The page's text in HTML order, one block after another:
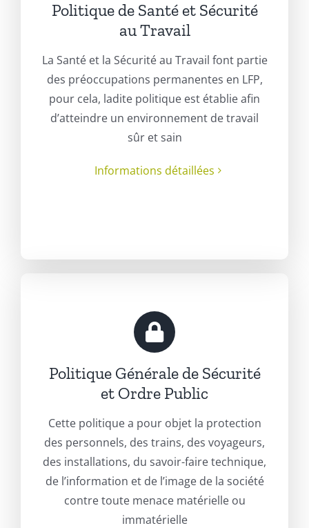
Politique de Santé et Sécurité
au Travail
La Santé et la Sécurité au Travail font partie
des préoccupations permanentes en LFP,
pour cela, ladite politique est établie afin
d’atteindre un environnement de travail
sûr et sain
Informations détaillées
Politique Générale de Sécurité
et Ordre Public
Cette politique a pour objet la protection
des personnels, des trains, des voyageurs,
des installations, du savoir-faire technique,
de l’information et de l’image de la société
contre toute menace matérielle ou
immatérielle